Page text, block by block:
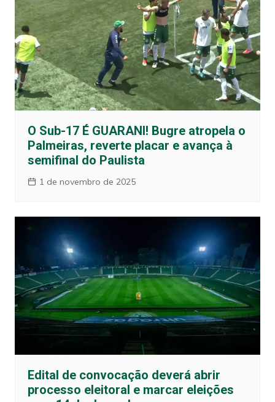
O Sub-17 É GUARANI! Bugre atropela o
Palmeiras, reverte placar e avança à
semifinal do Paulista
1 de novembro de 2025
Edital de convocação deverá abrir
processo eleitoral e marcar eleições